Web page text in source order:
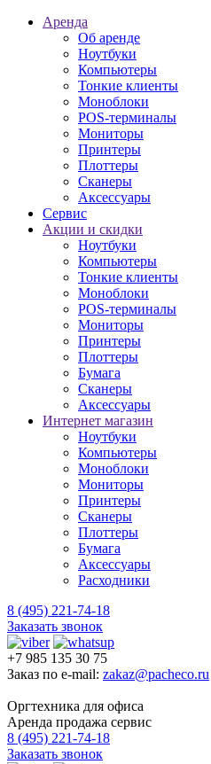
Аренда
Об аренде
Ноутбуки
Компьютеры
Тонкие клиенты
Моноблоки
POS-терминалы
Мониторы
Принтеры
Плоттеры
Сканеры
Аксессуары
Сервис
Акции и скидки
Ноутбуки
Компьютеры
Тонкие клиенты
Моноблоки
POS-терминалы
Мониторы
Принтеры
Плоттеры
Бумага
Сканеры
Аксессуары
Интернет магазин
Ноутбуки
Компьютеры
Моноблоки
Мониторы
Принтеры
Сканеры
Плоттеры
Бумага
Аксессуары
Расходники
8 (495) 221-74-18
Заказать звонок
+7 985 135 30 75
Заказ по e-mail: zakaz@pacheco.ru
Оргтехника для офиса
Аренда продажа сервис
8 (495) 221-74-18
Заказать звонок